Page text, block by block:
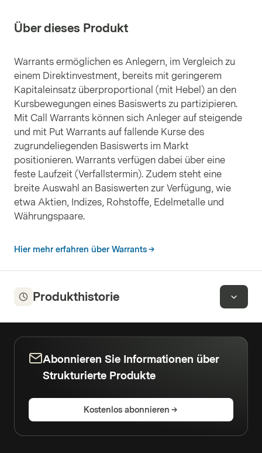
Über dieses Produkt
Warrants ermöglichen es Anlegern, im Vergleich zu
einem Direktinvestment, bereits mit geringerem
Kapitaleinsatz überproportional (mit Hebel) an den
Kursbewegungen eines Basiswerts zu partizipieren.
Mit Call Warrants können sich Anleger auf steigende
und mit Put Warrants auf fallende Kurse des
zugrundeliegenden Basiswerts im Markt
positionieren. Warrants verfügen dabei über eine
feste Laufzeit (Verfallstermin). Zudem steht eine
breite Auswahl an Basiswerten zur Verfügung, wie
etwa Aktien, Indizes, Rohstoffe, Edelmetalle und
Währungspaare.
Hier mehr erfahren über Warrants
Produkthistorie
Abonnieren Sie Informationen über
Strukturierte Produkte
Kostenlos abonnieren